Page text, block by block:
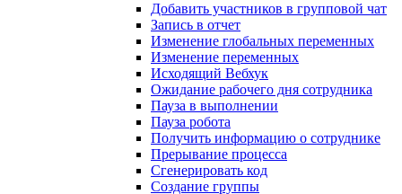
Добавить участников в групповой чат
Запись в отчет
Изменение глобальных переменных
Изменение переменных
Исходящий Вебхук
Ожидание рабочего дня сотрудника
Пауза в выполнении
Пауза робота
Получить информацию о сотруднике
Прерывание процесса
Сгенерировать код
Создание группы